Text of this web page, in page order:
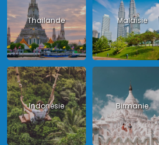
Thailande Malaisie
Indonésie Birmanie